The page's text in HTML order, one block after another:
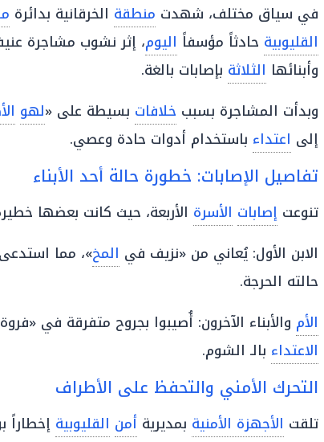
في سياق مختلف، شهدت منطقة الخرقانية بدائرة
القليوبية حادثاً مؤسفاً اليوم، إثر نشوب مشاجرة
وأبنائها الثلاثة بإصابات بالغة.
وبدأت المشاجرة بسبب خلافات بسيطة على «لهو
إلى اعتداء باستخدام أدوات حادة وعصي.
تفاصيل الإصابات: خطورة حالة أحد الأبناء
تنوعت إصابات الأسرة الأربعة، حيث كانت بعضها
الابن الأول: يُعاني من «نزيف في المخ»، مما استدعى
حالته الحرجة.
الأم والأبناء الآخرون: أُصيبوا بجروح متفرقة في «فروة
الاعتداء بالـ الشوم.
التحرك الأمني والتحفظ على الأطراف
تلقت الأجهزة الأمنية بمديرية أمن القليوبية إخطاراً